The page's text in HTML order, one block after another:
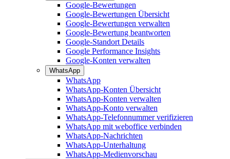
Google-Bewertungen
Google-Bewertungen Übersicht
Google-Bewertungen verwalten
Google-Bewertung beantworten
Google-Standort Details
Google Performance Insights
Google-Konten verwalten
WhatsApp
WhatsApp
WhatsApp-Konten Übersicht
WhatsApp-Konten verwalten
WhatsApp-Konto verwalten
WhatsApp-Telefonnummer verifizieren
WhatsApp mit weboffice verbinden
WhatsApp-Nachrichten
WhatsApp-Unterhaltung
WhatsApp-Medienvorschau